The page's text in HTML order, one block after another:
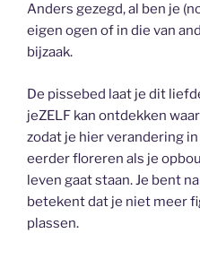
Anders gezegd, al ben je
eigen ogen of in die van
bijzaak.
De pissebed laat je dit
jeZELF kan ontdekken
zodat je hier verandering
eerder floreren als je
leven gaat staan. Je bent
betekent dat je niet meer
plassen.